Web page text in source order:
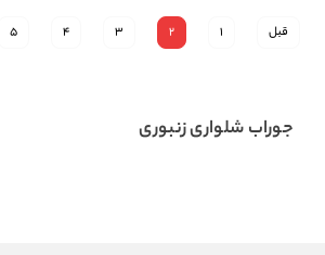
قبل 1
2
3
4
5
جوراب شلواری زنبوری